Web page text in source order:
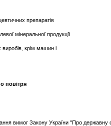
препаратів
мінеральної продукції
крім машин і
повітря
вимог Закону України "Про державну